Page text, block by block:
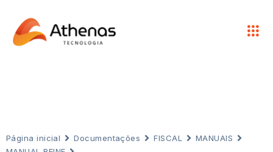
Página inicial Documentações FISCAL
MANUAIS